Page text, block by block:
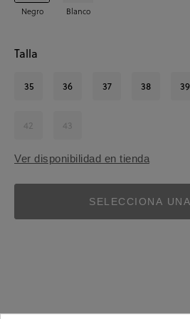
Negro Blanco
Talla
35 36 37 38 39
42 43
Ver disponibilidad en tienda
SELECCIONA